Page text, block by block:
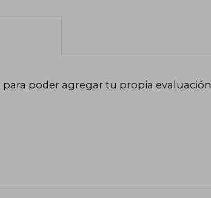
para poder agregar tu propia evaluación